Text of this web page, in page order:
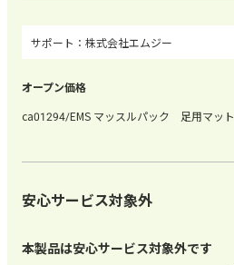
株式会社エムジー
ca01294/EMS マッスルパック 足用マット
安心サービス対象外
本製品は安心サービス対象外です